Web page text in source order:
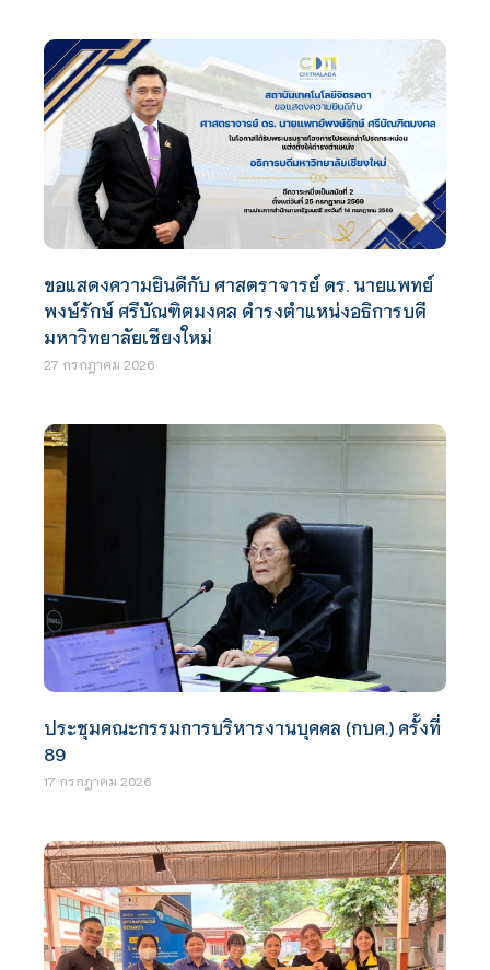
ขอแสดงความยินดีกับ ศาสตราจารย์ ดร. นายแพทย์
พงษ์รักษ์ ศรีบัณฑิตมงคล ดำรงตำแหน่งอธิการบดี
มหาวิทยาลัยเชียงใหม่
27 กรกฎาคม 2026
ประชุมคณะกรรมการบริหารงานบุคคล (กบค.) ครั้งที่
89
17 กรกฎาคม 2026